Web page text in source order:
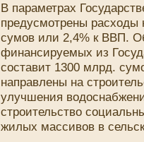
В параметрах
предусмотрены расходы
сумов или 2,4% к ВВП.
финансируемых из
составит 1300 млрд.
направлены на
улучшени­я
строительство
жилых массивов в